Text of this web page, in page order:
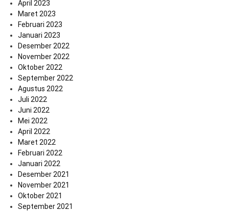
April 2023
Maret 2023
Februari 2023
Januari 2023
Desember 2022
November 2022
Oktober 2022
September 2022
Agustus 2022
Juli 2022
Juni 2022
Mei 2022
April 2022
Maret 2022
Februari 2022
Januari 2022
Desember 2021
November 2021
Oktober 2021
September 2021